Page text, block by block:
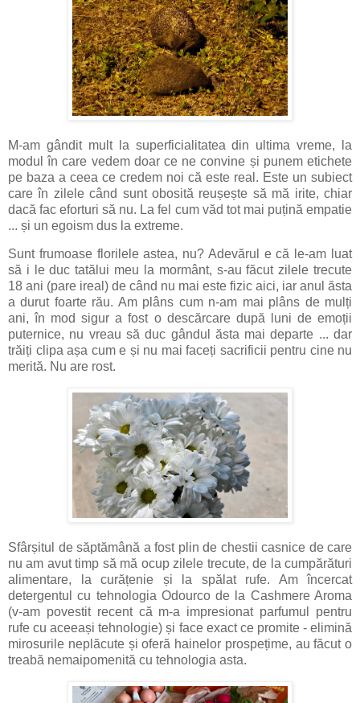
M-am gândit mult la superficialitatea din ultima vreme, la
modul în care vedem doar ce ne convine și punem etichete
pe baza a ceea ce credem noi că este real. Este un subiect
care în zilele când sunt obosită reușește să mă irite, chiar
dacă fac eforturi să nu. La fel cum văd tot mai puțină empatie
... și un egoism dus la extreme.
Sunt frumoase florilele astea, nu? Adevărul e că le-am luat
să i le duc tatălui meu la mormânt, s-au făcut zilele trecute
18 ani (pare ireal) de când nu mai este fizic aici, iar anul ăsta
a durut foarte rău. Am plâns cum n-am mai plâns de mulți
ani, în mod sigur a fost o descărcare după luni de emoții
puternice, nu vreau să duc gândul ăsta mai departe ... dar
trăiți clipa așa cum e și nu mai faceți sacrificii pentru cine nu
merită. Nu are rost.
Sfârșitul de săptămână a fost plin de chestii casnice de care
nu am avut timp să mă ocup zilele trecute, de la cumpărături
alimentare, la curățenie și la spălat rufe. Am încercat
detergentul cu tehnologia Odourco de la Cashmere Aroma
(v-am povestit recent că m-a impresionat parfumul pentru
rufe cu aceeași tehnologie) și face exact ce promite - elimină
mirosurile neplăcute și oferă hainelor prospețime, au făcut o
treabă nemaipomenită cu tehnologia asta.